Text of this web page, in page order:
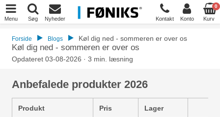
Menu Søg Nyheder Kontakt Konto
0
Kurv
Forside Blogs Køl dig ned - sommeren er over os
Køl dig ned - sommeren er over os
Opdateret 03-08-2026 · 3 min. læsning
Anbefalede produkter 2026
Produkt Pris Lager